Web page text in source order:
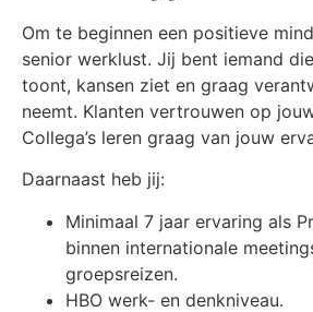
Om te beginnen een positieve
senior werklust. Jij bent iemand
toont, kansen ziet en graag
neemt. Klanten vertrouwen op
Collega’s leren graag van jouw
Daarnaast heb jij:
Minimaal 7 jaar ervaring als
binnen internationale
groepsreizen.
HBO werk- en denkniveau.